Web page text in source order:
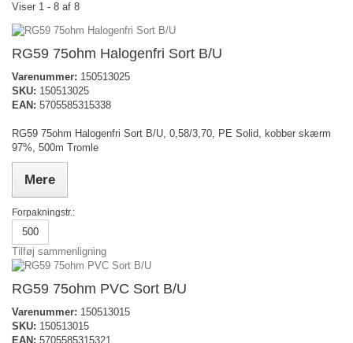
Viser 1 - 8 af 8
RG59 75ohm Halogenfri Sort B/U
Varenummer: 150513025
SKU: 150513025
EAN: 5705585315338
RG59 75ohm Halogenfri Sort B/U, 0,58/3,70, PE Solid, kobber skærm
97%, 500m Tromle
Mere
Forpakningstr.:
500
Tilføj sammenligning
RG59 75ohm PVC Sort B/U
Varenummer: 150513015
SKU: 150513015
EAN: 5705585315321